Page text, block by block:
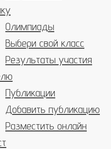
Олимпиады
Выбери свой класс
Результаты участия
Публикации
Добавить публикацию
Разместить онлайн